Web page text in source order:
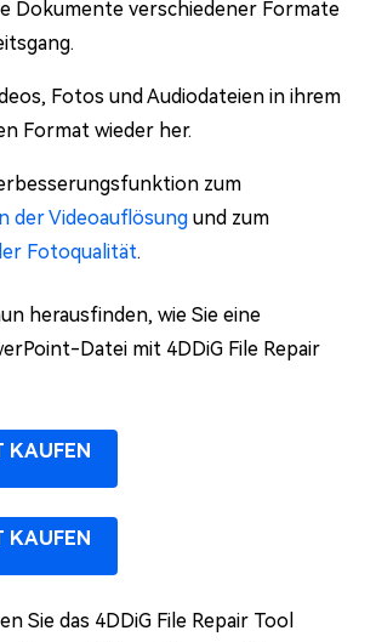
Dokumente verschiedener Formate
Fotos und Audiodateien in ihrem
Format wieder her.
zum
der Videoauflösung und zum
Fotoqualität.
herausfinden, wie Sie eine
Datei mit 4DDiG File Repair
KAUFEN
KAUFEN
Sie das 4DDiG File Repair Tool